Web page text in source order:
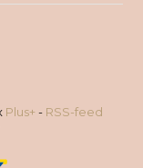
Plus+ - RSS-feed